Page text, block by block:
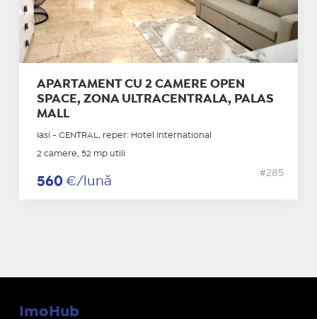
APARTAMENT CU 2 CAMERE OPEN
SPACE, ZONA ULTRACENTRALA, PALAS
MALL
Iasi - CENTRAL, reper: Hotel International
2 camere, 52 mp utili
560 €/lună
#285
ImoHub